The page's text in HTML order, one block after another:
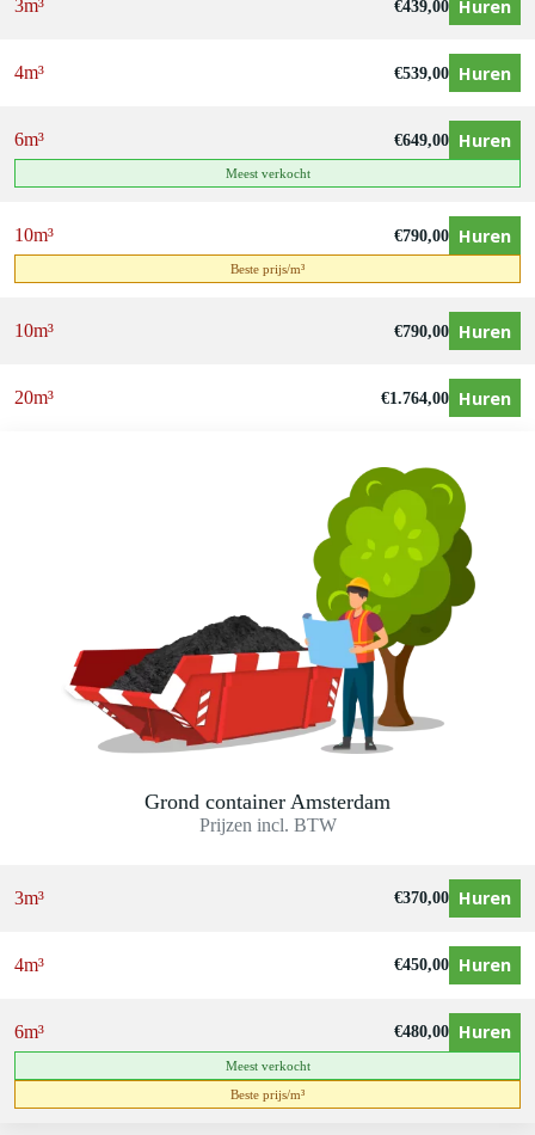
3m³ €439,00 Huren
4m³ €539,00 Huren
6m³ €649,00 Huren
Meest verkocht
10m³ €790,00 Huren
Beste prijs/m³
10m³ €790,00 Huren
20m³ €1.764,00 Huren
Grond container Amsterdam
Prijzen incl. BTW
3m³ €370,00 Huren
4m³ €450,00 Huren
6m³ €480,00 Huren
Meest verkocht
Beste prijs/m³